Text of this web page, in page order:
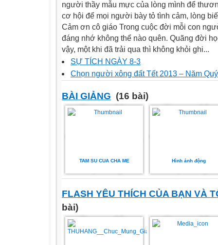
người thầy mẫu mực của lòng mình để
cơ hội để mọi người bày tỏ tình cảm, lòng
Cảm ơn cô giáo Trong cuộc đời mỗi con
đáng nhớ không thể nào quên. Quãng đời
vậy, một khi đã trải qua thì không khỏi ghi...
SỰ TÍCH NGÀY 8-3
Chọn người xông đất Tết 2013 – Năm
BÀI GIẢNG (16 bài)
TAM SU CUA CHA ME Hình ảnh động
FLASH YÊU THÍCH CỦA BẠN VÀ
bài)